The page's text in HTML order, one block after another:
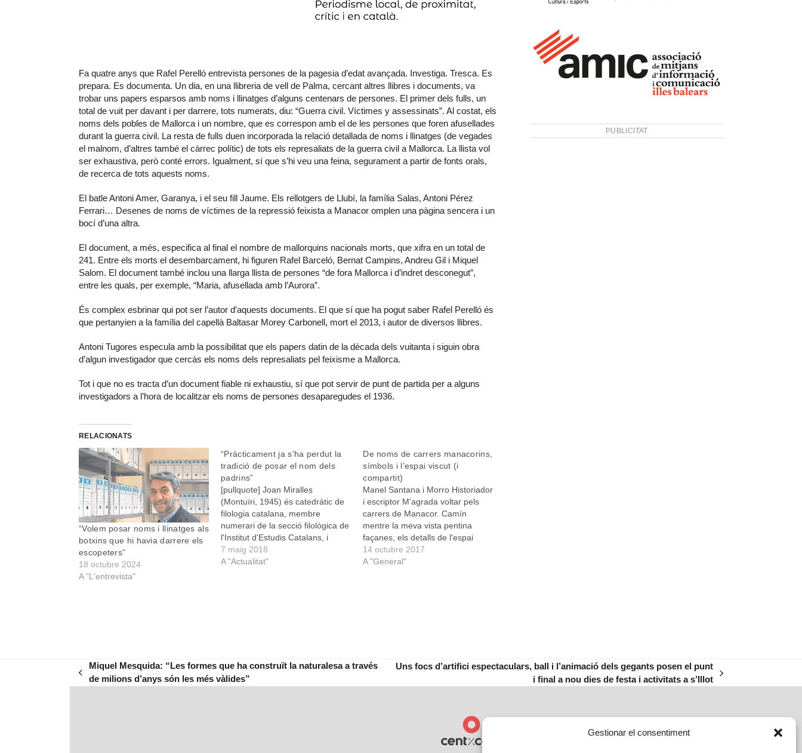
Gestionar el consentiment
Fa quatre anys que Rafel Perelló entrevista persones de la pagesia d’edat avançada. Investiga. Tresca. Es
prepara. Es documenta. Un dia, en una llibreria de vell de Palma, cercant altres llibres i documents, va
trobar uns papers esparsos amb noms i llinatges d’alguns centenars de persones. El primer dels fulls, un
total de vuit per davant i per darrere, tots numerats, diu: “Guerra civil. Víctimes y assessinats”. Al costat, els
noms dels pobles de Mallorca i un nombre, que es correspon amb el de les persones que foren afusellades
durant la guerra civil. La resta de fulls duen incorporada la relació detallada de noms i llinatges (de vegades
el malnom, d’altres també el càrrec polític) de tots els represaliats de la guerra civil a Mallorca. La llista vol
ser exhaustiva, però conté errors. Igualment, sí que s’hi veu una feina, segurament a partir de fonts orals,
de recerca de tots aquests noms.
El batle Antoni Amer, Garanya, i el seu fill Jaume. Els rellotgers de Llubí, la família Salas, Antoni Pérez
Ferrari… Desenes de noms de víctimes de la repressió feixista a Manacor omplen una pàgina sencera i un
bocí d’una altra.
El document, a més, especifica al final el nombre de mallorquins nacionals morts, que xifra en un total de
241. Entre els morts el desembarcament, hi figuren Rafel Barceló, Bernat Campins, Andreu Gil i Miquel
Salom. El document també inclou una llarga llista de persones “de fora Mallorca i d’indret desconegut”,
entre les quals, per exemple, “Maria, afusellada amb l’Aurora”.
És complex esbrinar qui pot ser l’autor d’aquests documents. El que sí que ha pogut saber Rafel Perelló és
que pertanyien a la família del capellà Baltasar Morey Carbonell, mort el 2013, i autor de diversos llibres.
Antoni Tugores especula amb la possibilitat que els papers datin de la dècada dels vuitanta i siguin obra
d’algun investigador que cercàs els noms dels represaliats pel feixisme a Mallorca.
Tot i que no es tracta d’un document fiable ni exhaustiu, sí que pot servir de punt de partida per a alguns
investigadors a l’hora de localitzar els noms de persones desaparegudes el 1936.
RELACIONATS
“Volem posar noms i llinatges als
botxins que hi havia darrere els
escopeters”
18 octubre 2024
A "L'entrevista"
“Pràcticament ja s’ha perdut la
tradició de posar el nom dels
padrins”
[pullquote] Joan Miralles
(Montuïri, 1945) és catedràtic de
filologia catalana, membre
numerari de la secció filològica de
l'Institut d'Estudis Catalans, i
professor jubilat emèrit. Ha fet
nombrosos estudis i articles sobre
7 maig 2018
A "Actualitat"
De noms de carrers manacorins,
símbols i l’espai viscut (i
compartit)
Manel Santana i Morro Historiador
i escriptor M'agrada voltar pels
carrers de Manacor. Camín
mentre la meva vista pentina
façanes, els detalls de l'espai
urbà, vestigis antics i moderns:
forats de moix, escopidors, baules
14 octubre 2017
A "General"
PUBLICITAT
previous
Miquel Mesquida: “Les formes que ha construït la naturalesa a través
de milions d’anys són les més vàlides”
Uns focs d’artifici espectaculars, ball i l’animació dels gegants posen el punt
i final a nou dies de festa i activitats a s’Illot